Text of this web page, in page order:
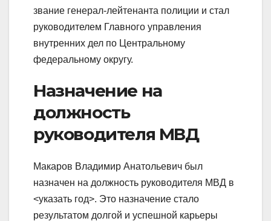
звание генерал-лейтенанта полиции и стал
руководителем Главного управления
внутренних дел по Центральному
федеральному округу.
Назначение на
должность
руководителя МВД
Макаров Владимир Анатольевич был
назначен на должность руководителя МВД в
<указать год>. Это назначение стало
результатом долгой и успешной карьеры